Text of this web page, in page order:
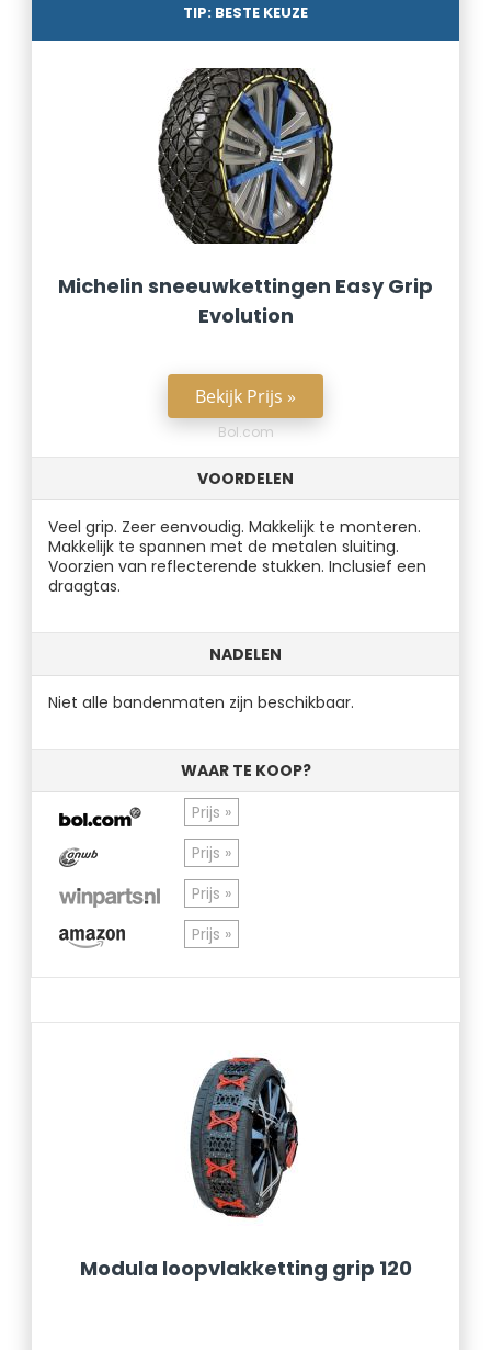
TIP: BESTE KEUZE
Michelin sneeuwkettingen Easy Grip
Evolution
Bekijk Prijs »
Bol.com
VOORDELEN
Veel grip. Zeer eenvoudig. Makkelijk te monteren.
Makkelijk te spannen met de metalen sluiting.
Voorzien van reflecterende stukken. Inclusief een
draagtas.
NADELEN
Niet alle bandenmaten zijn beschikbaar.
WAAR TE KOOP?
Prijs »
Prijs »
Prijs »
Prijs »
Modula loopvlakketting grip 120